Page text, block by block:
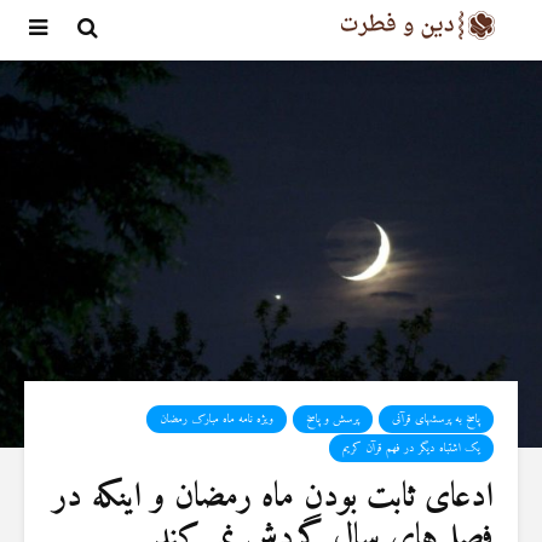
پاسخ به پرسشهای قرآنی پرسش و پاسخ
ویژه نامه ماه مبارک رمضان
یک اشتباه دیگر در فهم قرآن کریم
ادعای ثابت بودن ماه رمضان و اینکه در